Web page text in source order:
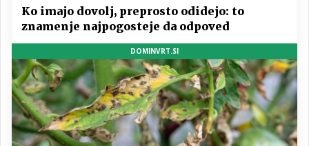
Ko imajo dovolj, preprosto odidejo: to
znamenje najpogosteje da odpoved
DOMINVRT.SI